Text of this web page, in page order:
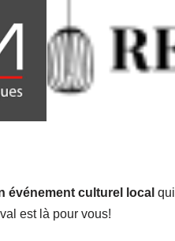
événement culturel local
est là pour vous!